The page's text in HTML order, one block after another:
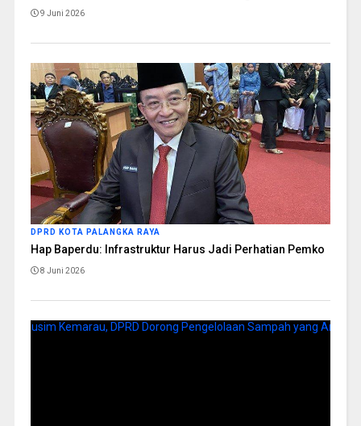
9 Juni 2026
DPRD KOTA PALANGKA RAYA
Hap Baperdu: Infrastruktur Harus Jadi Perhatian Pemko
8 Juni 2026